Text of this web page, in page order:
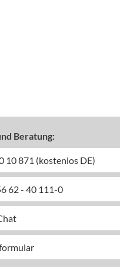
Beratung:
10 871 (kostenlos DE)
62 - 40 111-0